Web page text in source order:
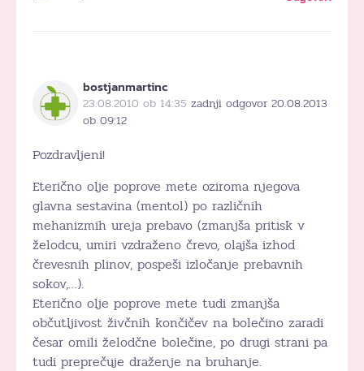
bostjanmartinc
23.08.2010 ob 14:35 zadnji odgovor 20.08.2013
ob 09:12
Pozdravljeni!
Eterično olje poprove mete oziroma njegova
glavna sestavina (mentol) po različnih
mehanizmih ureja prebavo (zmanjša pritisk v
želodcu, umiri vzdraženo črevo, olajša izhod
črevesnih plinov, pospeši izločanje prebavnih
sokov,…).
Eterično olje poprove mete tudi zmanjša
občutljivost živčnih končičev na bolečino zaradi
česar omili želodčne bolečine, po drugi strani pa
tudi preprečuje draženje na bruhanje.